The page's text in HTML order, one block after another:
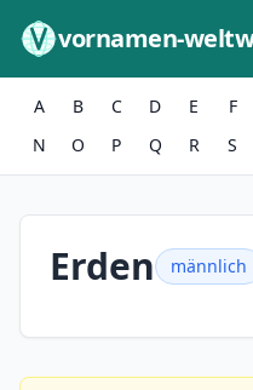
vornamen-
A B C D E F
N
O P Q R S
Erden männlich